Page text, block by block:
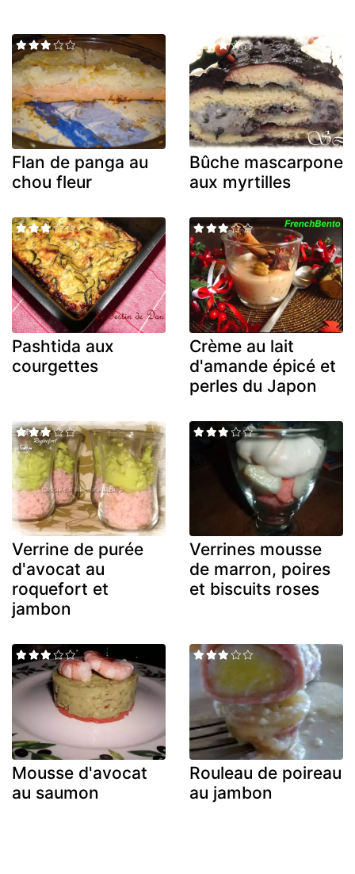
Flan de panga au
chou fleur
Bûche mascarpone
aux myrtilles
Pashtida aux
courgettes
Crème au lait
d'amande épicé et
perles du Japon
Verrine de purée
d'avocat au
roquefort et
jambon
Verrines mousse
de marron, poires
et biscuits roses
Mousse d'avocat
au saumon
Rouleau de poireau
au jambon